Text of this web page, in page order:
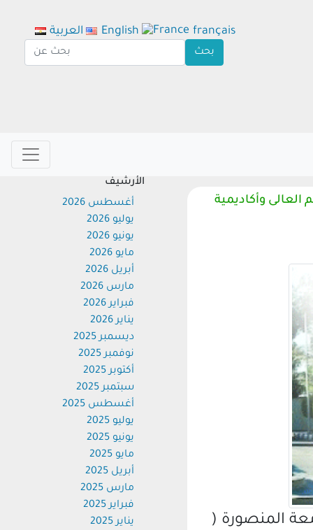
وأكاديمية
المنصورة (
الأرشيف
أغسطس 2026
يوليو 2026
يونيو 2026
مايو 2026
أبريل 2026
مارس 2026
فبراير 2026
يناير 2026
ديسمبر 2025
نوفمبر 2025
أكتوبر 2025
سبتمبر 2025
أغسطس 2025
يوليو 2025
يونيو 2025
مايو 2025
أبريل 2025
مارس 2025
فبراير 2025
يناير 2025
العربية English français